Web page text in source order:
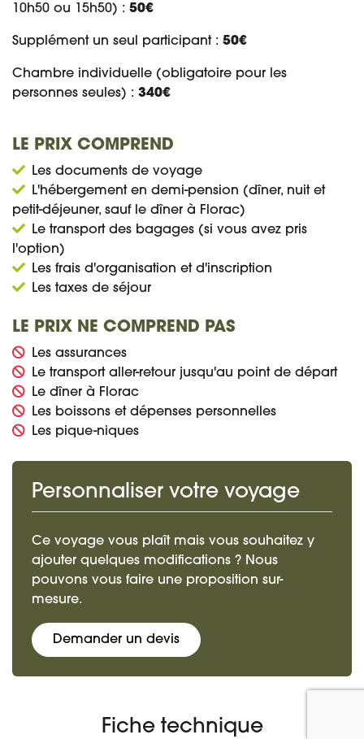
10h50 ou 15h50) : 50€
Supplément un seul participant : 50€
Chambre individuelle (obligatoire pour les
personnes seules) : 340€
LE PRIX COMPREND
Les documents de voyage
L'hébergement en demi-pension (dîner, nuit et
petit-déjeuner, sauf le dîner à Florac)
Le transport des bagages (si vous avez pris
l'option)
Les frais d'organisation et d'inscription
Les taxes de séjour
LE PRIX NE COMPREND PAS
Les assurances
Le transport aller-retour jusqu'au point de départ
Le dîner à Florac
Les boissons et dépenses personnelles
Les pique-niques
Personnaliser votre voyage
Ce voyage vous plaît mais vous souhaitez y
ajouter quelques modifications ? Nous
pouvons vous faire une proposition sur-
mesure.
Demander un devis
Fiche technique